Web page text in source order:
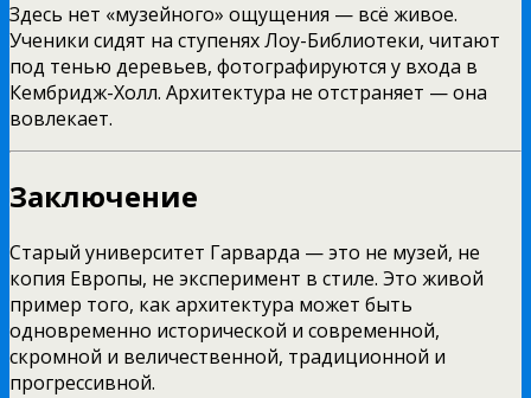
Здесь нет «музейного» ощущения — всё живое.
Ученики сидят на ступенях Лоу-Библиотеки, читают
под тенью деревьев, фотографируются у входа в
Кембридж-Холл. Архитектура не отстраняет — она
вовлекает.
Заключение
Старый университет Гарварда — это не музей, не
копия Европы, не эксперимент в стиле. Это живой
пример того, как архитектура может быть
одновременно исторической и современной,
скромной и величественной, традиционной и
прогрессивной.